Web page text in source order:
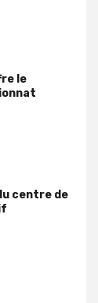
le
centre de